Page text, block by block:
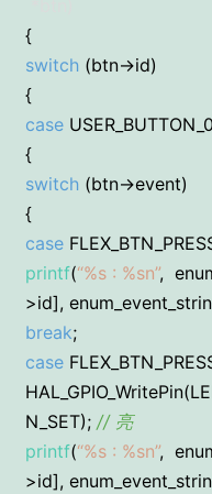
{
switch (btn->id)
{
case
{
switch (btn->event)
{
case
printf(“%s : %sn”,
>id],
break;
case
N_SET); // 亮
printf(“%s : %sn”,
>id],